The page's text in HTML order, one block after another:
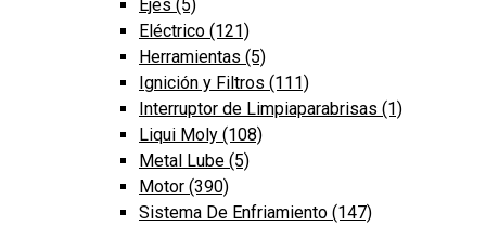
Ejes (5)
Eléctrico (121)
Herramientas (5)
Ignición y Filtros (111)
Interruptor de Limpiaparabrisas (1)
Liqui Moly (108)
Metal Lube (5)
Motor (390)
Sistema De Enfriamiento (147)